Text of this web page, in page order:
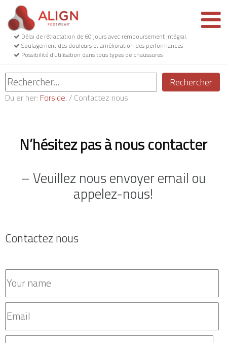
Délai de rétractation de 60 jours avec remboursement intégral.
Soulagement des douleurs et amélioration des performances
Possibilité d’utilisation dans tous types de chaussures
Rechercher
Du er her: Forside. / Contactez nous
N’hésitez pas à nous contacter
– Veuillez nous envoyer email ou
appelez-nous!
Contactez nous